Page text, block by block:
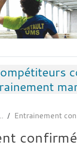
Entrainement
confirmé
cookies